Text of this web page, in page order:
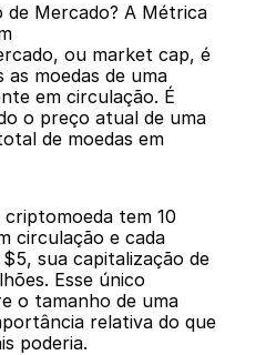
de Mercado? A Métrica
ou market cap, é
moedas de uma
em circulação. É
o preço atual de uma
de moedas em
tem 10
circulação e cada
sua capitalização de
Esse único
o tamanho de uma
relativa do que
poderia.